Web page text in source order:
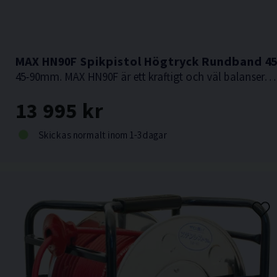
MAX HN90F Spikpistol Högtryck Rundband 45-
45-90mm. MAX HN90F är ett kraftigt och väl balanserat 20 bars-verktyg med mycket hög prestanda och justerbart slagdjup.
13 995 kr
Skickas normalt inom 1-3 dagar